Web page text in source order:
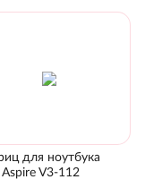
для ноутбука
V3-112